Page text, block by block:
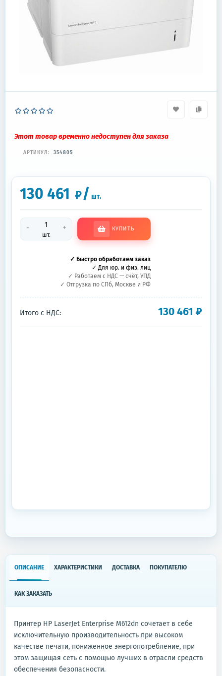
Этот товар временно недоступен для заказа
АРТИКУЛ: 354805
130 461 ₽/ шт.
-
шт.
+ КУПИТЬ
✓ Быстро обработаем заказ
✓ Для юр. и физ. лиц
✓ Работаем с НДС — счёт, УПД
✓ Отгрузка по СПб, Москве и РФ
Итого с НДС: 130 461 ₽
ОПИСАНИЕ ХАРАКТЕРИСТИКИ ДОСТАВКА ПОКУПАТЕЛЮ
КАК ЗАКАЗАТЬ
Принтер HP LaserJet Enterprise M612dn сочетает в себе
исключительную производительность при высоком
качестве печати, пониженное энергопотребление, при
этом защищая сеть с помощью лучших в отрасли средств
обеспечения безопасности.